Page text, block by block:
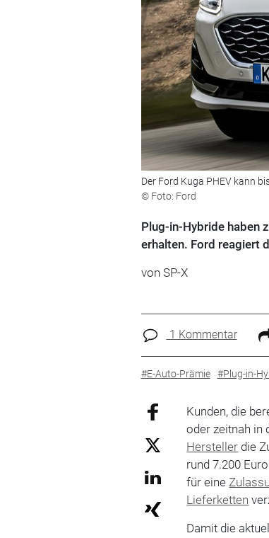
Der Ford Kuga PHEV kann
© Foto: Ford
Plug-in-Hybride haben
erhalten. Ford reagiert
von SP-X
1 Kommentar
#E-Auto-Prämie #Plug-in-
Kunden, die
oder zeitnah in
Hersteller die
rund 7.200
für eine
Lieferketten
Damit die